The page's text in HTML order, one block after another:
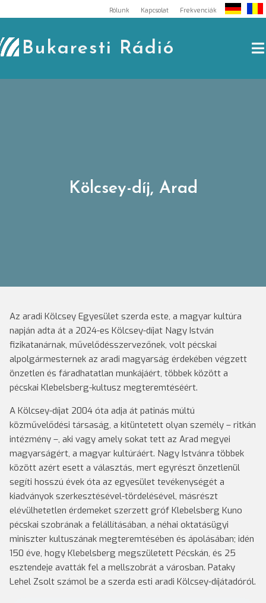
to
content
Rólunk Kapcsolat Frekvenciák
Bukaresti Rádió
Kölcsey-díj, Arad
Az aradi Kölcsey Egyesület szerda este, a magyar kultúra
napján adta át a 2024-es Kölcsey-díjat Nagy István
fizikatanárnak, művelődésszervezőnek, volt pécskai
alpolgármesternek az aradi magyarság érdekében végzett
önzetlen és fáradhatatlan munkájáért, többek között a
pécskai Klebelsberg-kultusz megteremtéséért.
A Kölcsey-díjat 2004 óta adja át patinás múltú
közművelődési társaság, a kitüntetett olyan személy – ritkán
intézmény –, aki vagy amely sokat tett az Arad megyei
magyarságért, a magyar kultúráért. Nagy Istvánra többek
között azért esett a választás, mert egyrészt önzetlenül
segíti hosszú évek óta az egyesület tevékenységét a
kiadványok szerkesztésével-tördelésével, másrészt
elévülhetetlen érdemeket szerzett gróf Klebelsberg Kuno
pécskai szobrának a felállításában, a néhai oktatásügyi
miniszter kultuszának megteremtésében és ápolásában; idén
150 éve, hogy Klebelsberg megszületett Pécskán, és 25
esztendeje avatták fel a mellszobrát a városban. Pataky
Lehel Zsolt számol be a szerda esti aradi Kölcsey-díjátadóról.